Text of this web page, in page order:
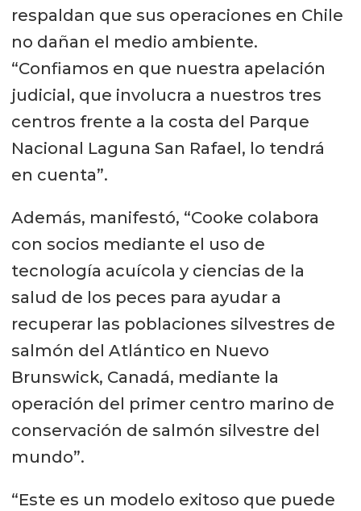
respaldan que sus operaciones en Chile
no dañan el medio ambiente.
“Confiamos en que nuestra apelación
judicial, que involucra a nuestros tres
centros frente a la costa del Parque
Nacional Laguna San Rafael, lo tendrá
en cuenta”.
Además, manifestó, “Cooke colabora
con socios mediante el uso de
tecnología acuícola y ciencias de la
salud de los peces para ayudar a
recuperar las poblaciones silvestres de
salmón del Atlántico en Nuevo
Brunswick, Canadá, mediante la
operación del primer centro marino de
conservación de salmón silvestre del
mundo”.
“Este es un modelo exitoso que puede